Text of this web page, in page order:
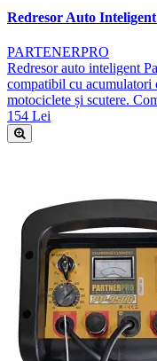
Redresor Auto
PARTENERPRO
Redresor auto inteligent
compatibil cu acumulatori
motociclete și scutere.
154 Lei